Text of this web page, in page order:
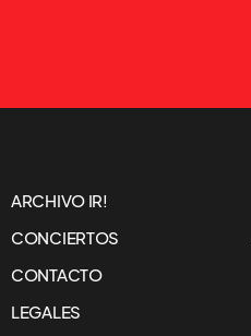
ARCHIVO IR!
CONCIERTOS
CONTACTO
LEGALES